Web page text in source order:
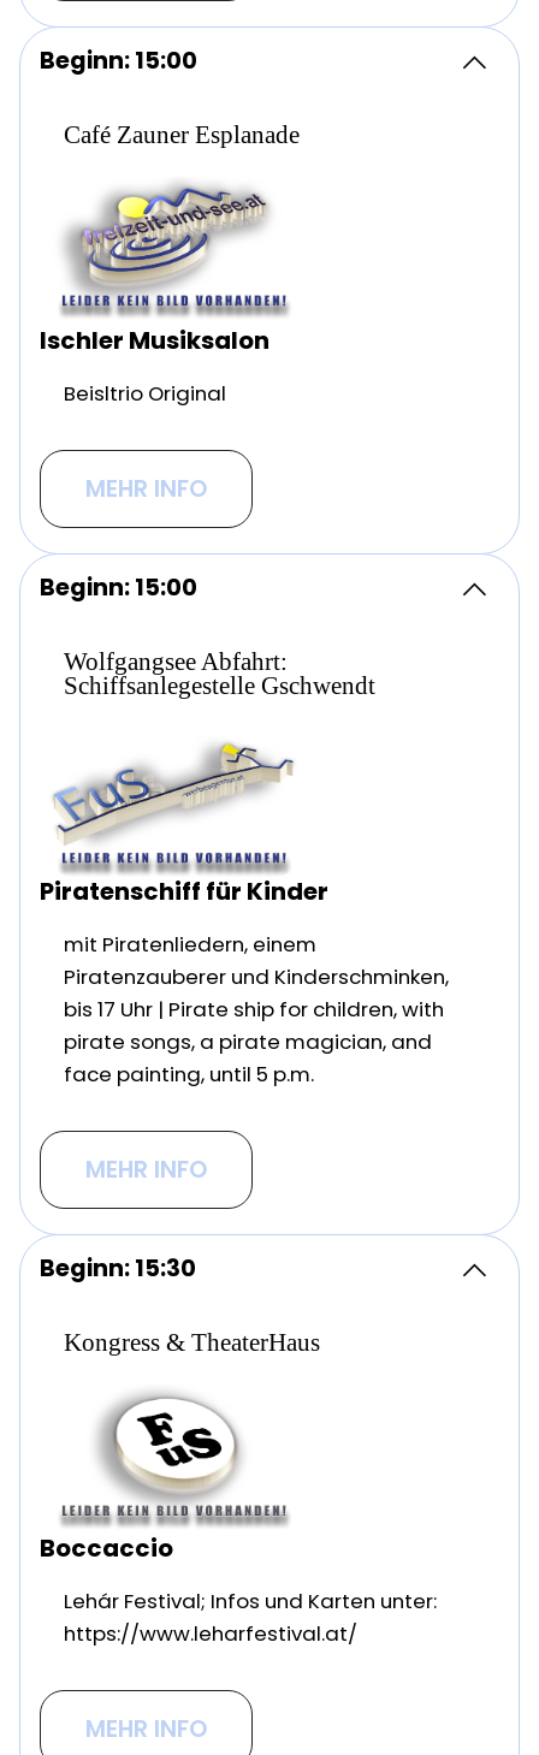
Beginn: 15:00
Café Zauner Esplanade
Ischler Musiksalon
Beisltrio Original
MEHR INFO
Beginn: 15:00
Wolfgangsee Abfahrt:
Schiffsanlegestelle Gschwendt
Piratenschiff für Kinder
mit Piratenliedern, einem
Piratenzauberer und Kinderschminken,
bis 17 Uhr | Pirate ship for children, with
pirate songs, a pirate magician, and
face painting, until 5 p.m.
MEHR INFO
Beginn: 15:30
Kongress & TheaterHaus
Boccaccio
Lehár Festival; Infos und Karten unter:
https://www.leharfestival.at/
MEHR INFO